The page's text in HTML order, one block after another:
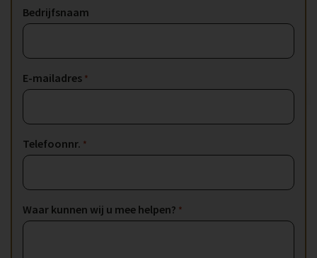
Bedrijfsnaam
E-mailadres *
Telefoonnr. *
Waar kunnen wij u mee helpen? *